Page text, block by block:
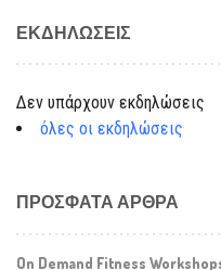
ΕΚΔΗΛΏΣΕΙΣ
Δεν υπάρχουν εκδηλώσεις
όλες οι εκδηλώσεις
ΠΡΌΣΦΑΤΑ ΆΡΘΡΑ
On Demand Fitness